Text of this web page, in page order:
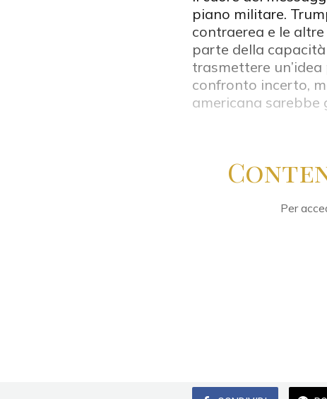
piano militare.
contraerea e le
parte della
trasmettere
confronto incerto,
americana
Per